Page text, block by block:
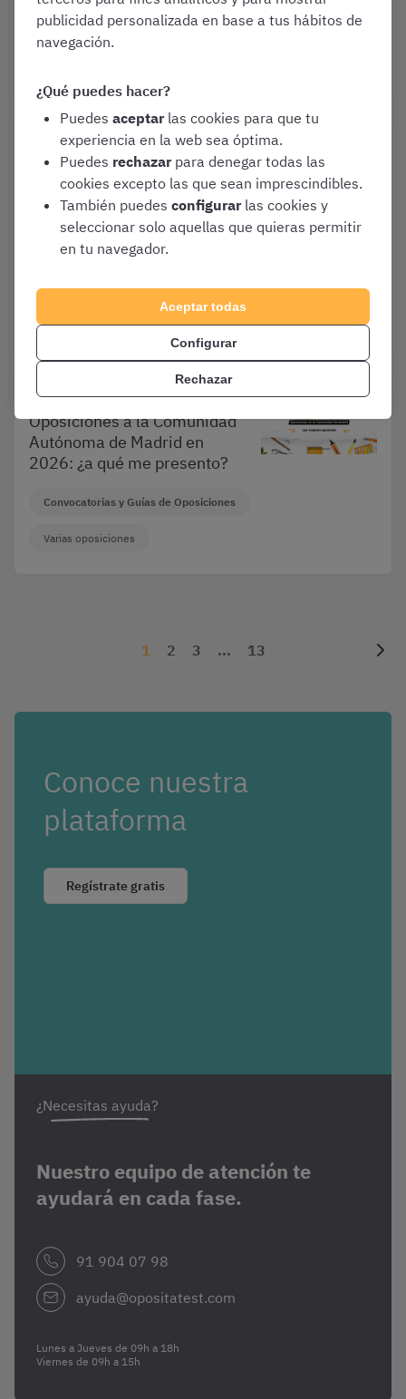
Temarios de oposiciones
Auxiliar Administrativo del SAS (Servicio
Enero 1, 2026
¿Cuánto cobra un Auxiliar
Administrativo del Servicio
Andaluz de Salud? [Sueldo
2026 del SAS]
Auxiliar Administrativo del SAS (Servicio
Andaluz de Salud) Turno Libre
Enero 1, 2026
Oposiciones a la Comunidad
Autónoma de Madrid en
2026: ¿a qué me presento?
Convocatorias y Guías de Oposiciones
Varias oposiciones
1 2 3 ... 13
Conoce nuestra
plataforma
Regístrate gratis
¿Necesitas ayuda?
Nuestro equipo de atención te
ayudará en cada fase.
91 904 07 98
ayuda@opositatest.com
Lunes a Jueves de 09h a 18h
Viernes de 09h a 15h
publicidad personalizada en base a tus hábitos de
navegación.
¿Qué puedes hacer?
Puedes aceptar las cookies para que tu
experiencia en la web sea óptima.
Puedes rechazar para denegar todas las
cookies excepto las que sean imprescindibles.
También puedes configurar las cookies y
seleccionar solo aquellas que quieras permitir
en tu navegador.
Aceptar todas
Configurar
Rechazar